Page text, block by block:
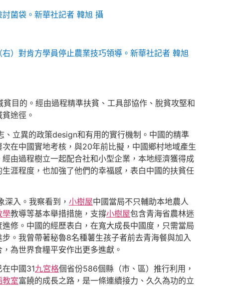
菌袋。新華社記者 韓旭 攝
）對肯方學員停止農業技巧領導。新華社記者 韓旭
目的。經由過程精準扶貧、工具部協作、脫貧攻堅和
途徑。
、立異的政策design和有用的實行機制。中國的精準
在中國實地考核，與20年前比擬，中國鄉村地域產生
由過程樹立一起配合社和小型企業，本地經濟獲得成
涯程度，也加強了他們的幸福感，表白中國的扶貧任
入。我察看到， 小樹屋中國當局不只輔助本地農人
學教導等基本舉措措施，支撐小樹屋包含青海省農林迷
修。中國的經歷表白，在寬大成長中國度，只需當局
。我曾帶著秘魯8名種薯生孩子者前去青海餐與加入
為世界食糧平安作出更多進獻。
中國31九宮格個省份586個縣（市、區）推行利用，
教室富饒的成長之路，是一條連續接力、久久為功的立